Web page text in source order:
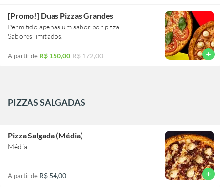
[Promo!] Duas Pizzas Grandes
Permitido apenas um sabor por pizza.
Sabores limitados.
A partir de R$ 150,00 R$ 172,00 add
PIZZAS SALGADAS
Pizza Salgada (Média)
Média
A partir de R$ 54,00 add